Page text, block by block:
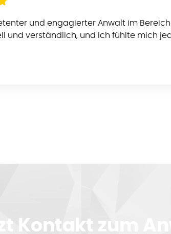
und engagierter Anwalt im
und verständlich, und ich fühlte mich
Kontakt zum